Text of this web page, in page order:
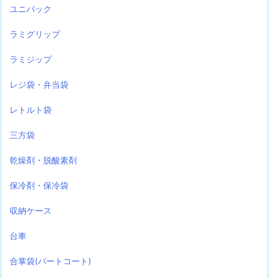
ユニパック
ラミグリップ
ラミジップ
レジ袋・弁当袋
レトルト袋
三方袋
乾燥剤・脱酸素剤
保冷剤・保冷袋
収納ケース
台車
合掌袋(パートコート)